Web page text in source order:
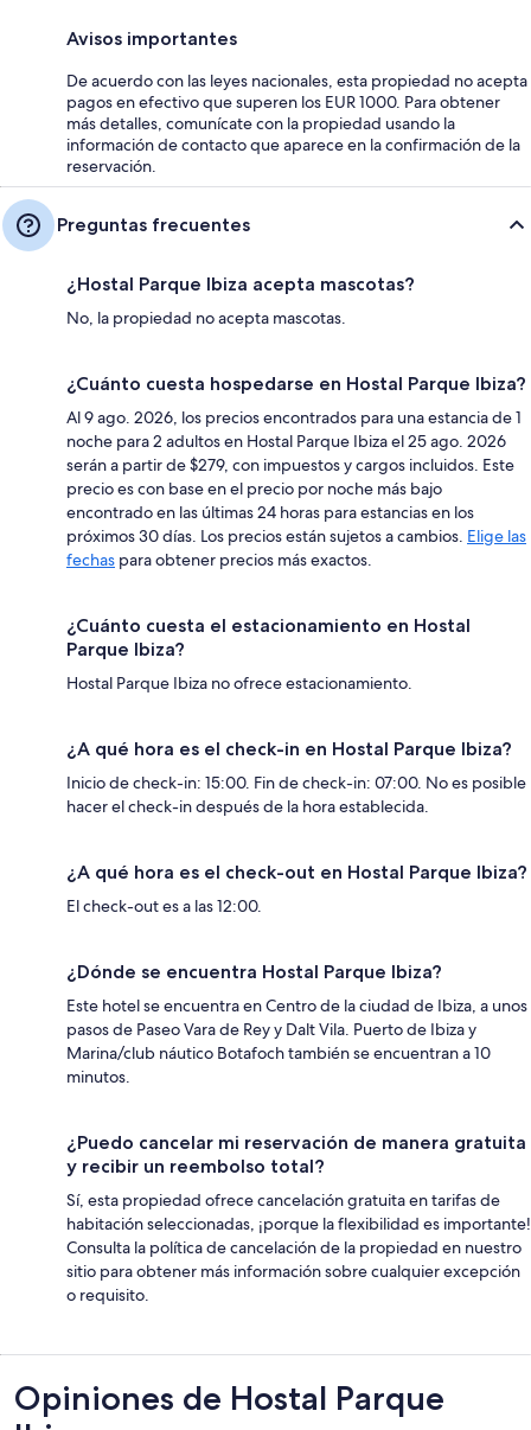
Avisos importantes
De acuerdo con las leyes nacionales, esta propiedad no acepta
pagos en efectivo que superen los EUR 1000. Para obtener
más detalles, comunícate con la propiedad usando la
información de contacto que aparece en la confirmación de la
reservación.
Preguntas frecuentes
¿Hostal Parque Ibiza acepta mascotas?
No, la propiedad no acepta mascotas.
¿Cuánto cuesta hospedarse en Hostal Parque Ibiza?
Al 9 ago. 2026, los precios encontrados para una estancia de 1
noche para 2 adultos en Hostal Parque Ibiza el 25 ago. 2026
serán a partir de $279, con impuestos y cargos incluidos. Este
precio es con base en el precio por noche más bajo
encontrado en las últimas 24 horas para estancias en los
próximos 30 días. Los precios están sujetos a cambios. Elige las
fechas para obtener precios más exactos.
¿Cuánto cuesta el estacionamiento en Hostal
Parque Ibiza?
Hostal Parque Ibiza no ofrece estacionamiento.
¿A qué hora es el check-in en Hostal Parque Ibiza?
Inicio de check-in: 15:00. Fin de check-in: 07:00. No es posible
hacer el check-in después de la hora establecida.
¿A qué hora es el check-out en Hostal Parque Ibiza?
El check-out es a las 12:00.
¿Dónde se encuentra Hostal Parque Ibiza?
Este hotel se encuentra en Centro de la ciudad de Ibiza, a unos
pasos de Paseo Vara de Rey y Dalt Vila. Puerto de Ibiza y
Marina/club náutico Botafoch también se encuentran a 10
minutos.
¿Puedo cancelar mi reservación de manera gratuita
y recibir un reembolso total?
Sí, esta propiedad ofrece cancelación gratuita en tarifas de
habitación seleccionadas, ¡porque la flexibilidad es importante!
Consulta la política de cancelación de la propiedad en nuestro
sitio para obtener más información sobre cualquier excepción
o requisito.
Opiniones
Opiniones de Hostal Parque